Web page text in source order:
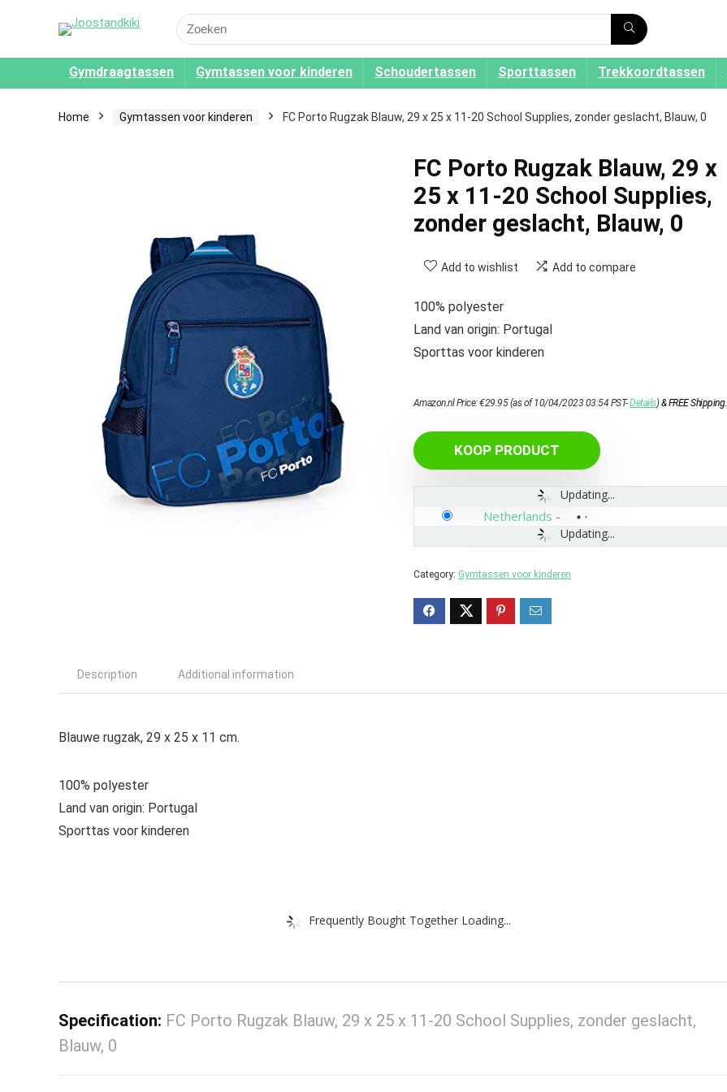
Search
for:
Gymdraagtassen Gymtassen voor kinderen Schoudertassen Sporttassen Trekkoordtassen
Home Gymtassen voor kinderen FC Porto Rugzak Blauw, 29 x 25 x 11-20 School Supplies, zonder geslacht, Blauw, 0
FC Porto Rugzak Blauw, 29 x
25 x 11-20 School Supplies,
zonder geslacht, Blauw, 0
Add to wishlist Add to compare
100% polyester
Land van origin: Portugal
Sporttas voor kinderen
Amazon.nl Price:€29.95(as of 10/04/2023 03:54 PST-Details)&FREE Shipping.
KOOP PRODUCT
Updating...
Updating...
Netherlands -
Category: Gymtassen voor kinderen
Description Additional information
Blauwe rugzak, 29 x 25 x 11 cm.
100% polyester
Land van origin: Portugal
Sporttas voor kinderen
Frequently Bought Together Loading...
Specification: FC Porto Rugzak Blauw, 29 x 25 x 11-20 School Supplies, zonder geslacht,
Blauw, 0